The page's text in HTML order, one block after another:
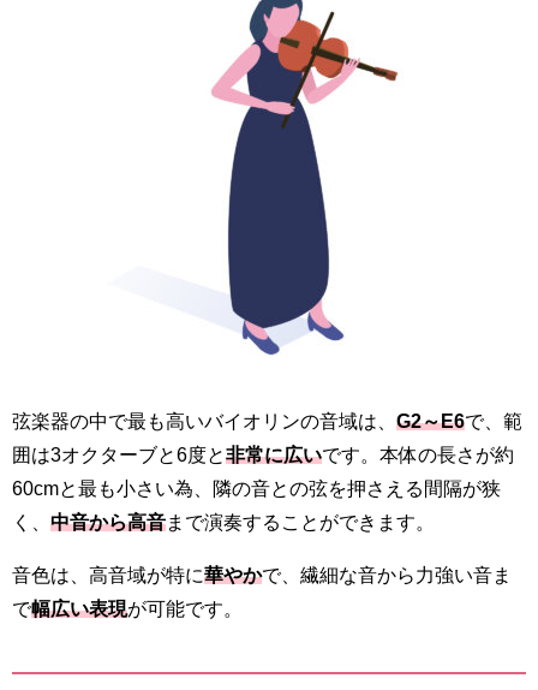
弦楽器の中で最も高いバイオリンの音域は、 G2～E6で、範
囲は3オクターブと6度と非常に広いです。本体の長さが約
60cmと最も小さい為、隣の音との弦を押さえる間隔が狭
く、 中音から高音まで演奏することができます。
音色は、高音域が特に華やかで、繊細な音から力強い音ま
で幅広い表現が可能です。